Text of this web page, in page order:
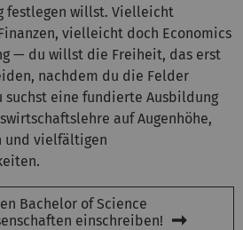
festlegen willst. Vielleicht
vielleicht doch Economics
— du willst die Freiheit, das erst
nachdem du die Felder
suchst eine fundierte Ausbildung
auf Augenhöhe,
und vielfältigen
Bachelor of Science
einschreiben!